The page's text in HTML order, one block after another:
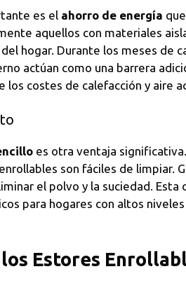
es el ahorro de energía
aquellos con materiales
hogar. Durante los meses de
actúan como una barrera
los costes de calefacción y aire
es otra ventaja
son fáciles de limpiar.
el polvo y la suciedad. Esta
para hogares con altos
Estores